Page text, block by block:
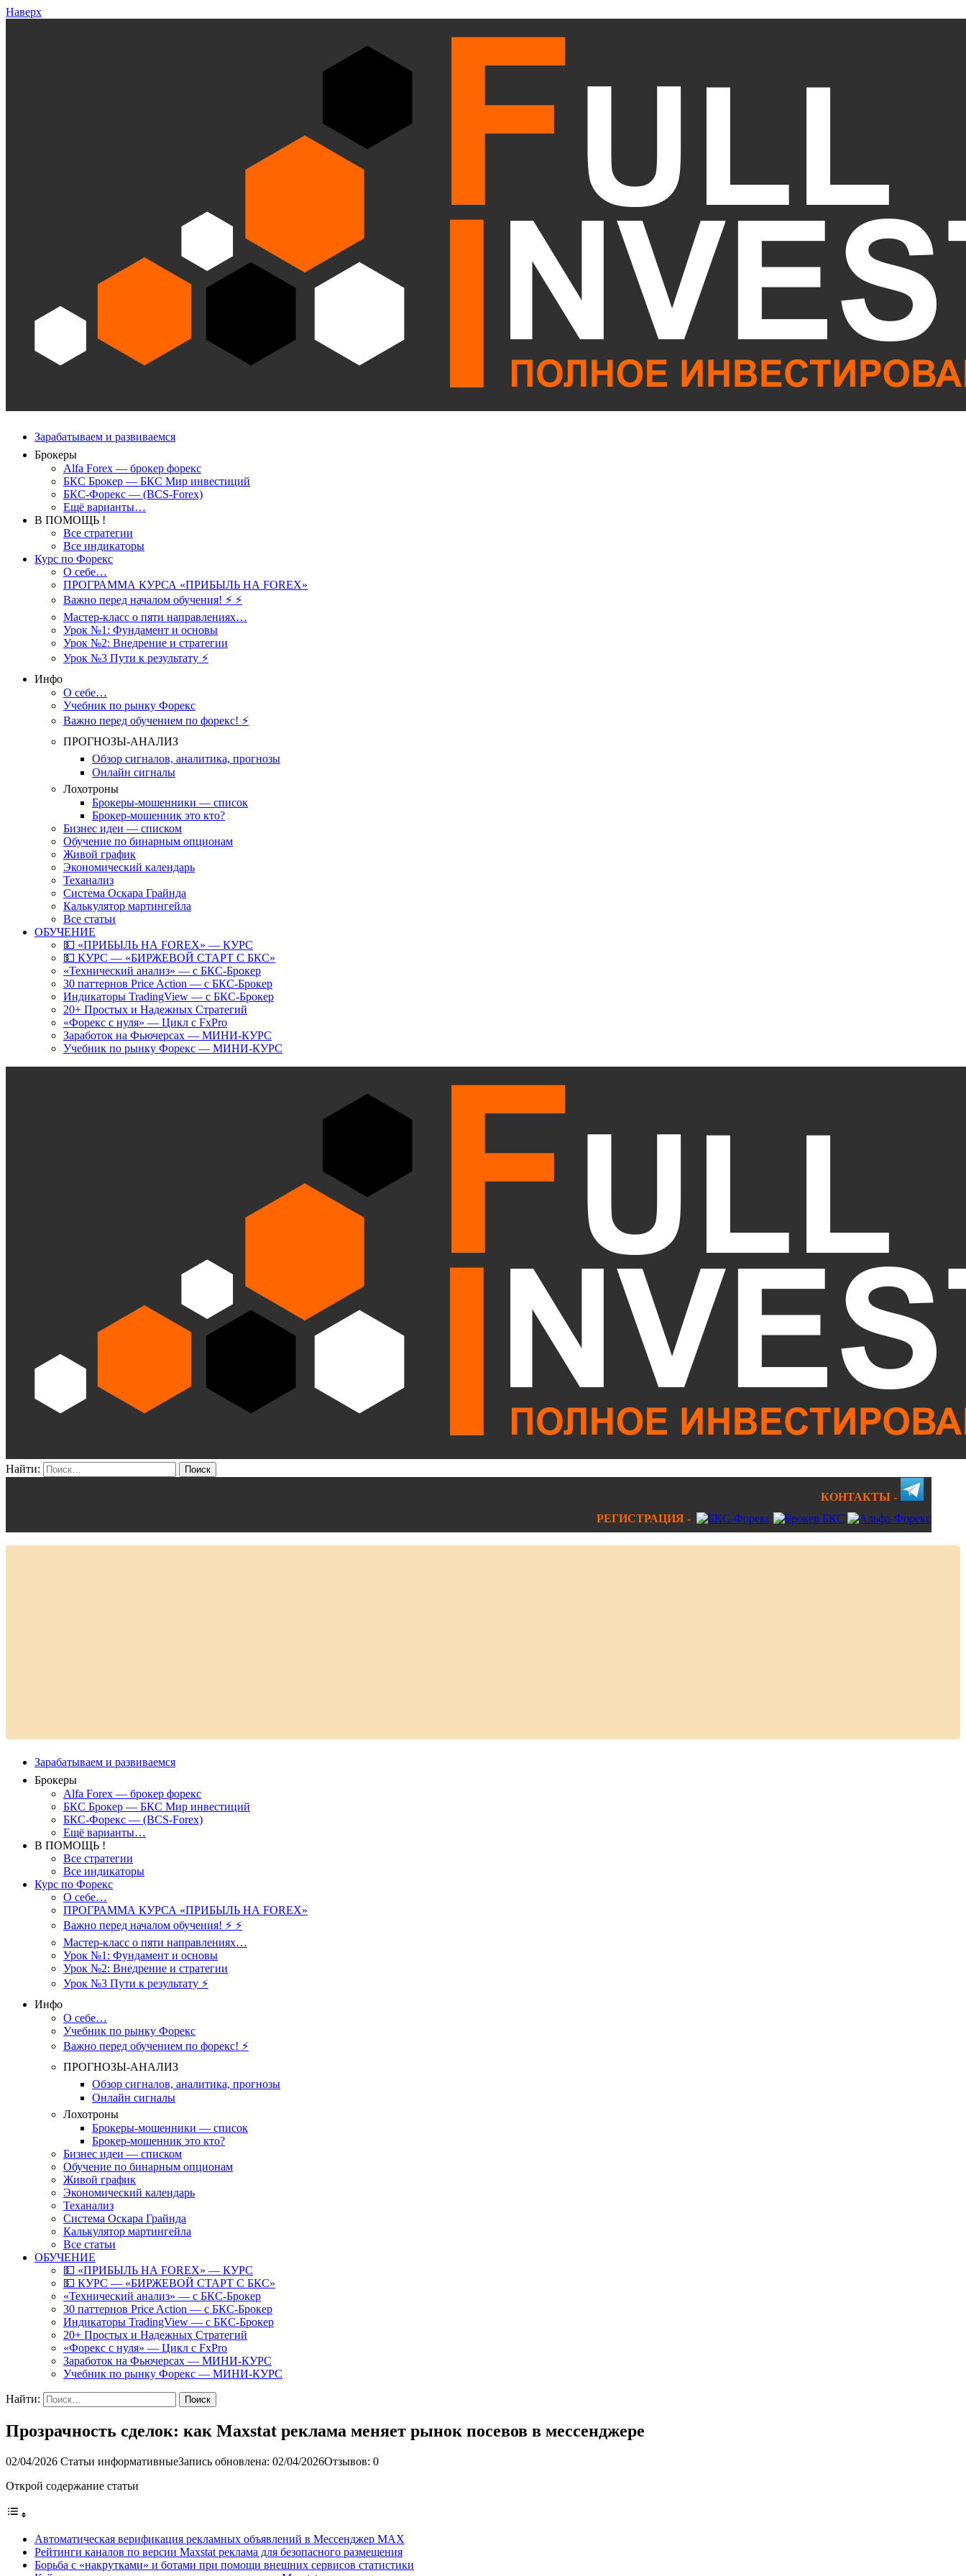
Наверх
Зарабатываем и развиваемся
Брокеры
Alfa Forex — брокер форекс
БКС Брокер — БКС Мир инвестиций
БКС-Форекс — (BCS-Forex)
Ещё варианты…
В ПОМОЩЬ !
Все стратегии
Все индикаторы
Курс по Форекс
О себе…
ПРОГРАММА КУРСА «ПРИБЫЛЬ НА FOREX»
Важно перед началом обучения! ⚡ ⚡
Мастер-класс о пяти направлениях…
Урок №1: Фундамент и основы
Урок №2: Внедрение и стратегии
Урок №3 Пути к результату ⚡️
Инфо
О себе…
Учебник по рынку Форекс
Важно перед обучением по форекс! ⚡
ПРОГНОЗЫ-АНАЛИЗ
Обзор сигналов, аналитика, прогнозы
Онлайн сигналы
Лохотроны
Брокеры-мошенники — список
Брокер-мошенник это кто?
Бизнес идеи — списком
Обучение по бинарным опционам
Живой график
Экономический календарь
Теханализ
Система Оскара Грайнда
Калькулятор мартингейла
Все статьи
ОБУЧЕНИЕ
💵 «ПРИБЫЛЬ НА FOREX» — КУРС
💵 КУРС — «БИРЖЕВОЙ СТАРТ С БКС»
«Технический анализ» — с БКС-Брокер
30 паттернов Price Action — с БКС-Брокер
Индикаторы TradingView — с БКС-Брокер
20+ Простых и Надежных Стратегий
«Форекс с нуля» — Цикл с FxPro
Заработок на Фьючерсах — МИНИ-КУРС
Учебник по рынку Форекс — МИНИ-КУРС
Найти:
КОНТАКТЫ -
РЕГИСТРАЦИЯ -
Зарабатываем и развиваемся
Брокеры
Alfa Forex — брокер форекс
БКС Брокер — БКС Мир инвестиций
БКС-Форекс — (BCS-Forex)
Ещё варианты…
В ПОМОЩЬ !
Все стратегии
Все индикаторы
Курс по Форекс
О себе…
ПРОГРАММА КУРСА «ПРИБЫЛЬ НА FOREX»
Важно перед началом обучения! ⚡ ⚡
Мастер-класс о пяти направлениях…
Урок №1: Фундамент и основы
Урок №2: Внедрение и стратегии
Урок №3 Пути к результату ⚡️
Инфо
О себе…
Учебник по рынку Форекс
Важно перед обучением по форекс! ⚡
ПРОГНОЗЫ-АНАЛИЗ
Обзор сигналов, аналитика, прогнозы
Онлайн сигналы
Лохотроны
Брокеры-мошенники — список
Брокер-мошенник это кто?
Бизнес идеи — списком
Обучение по бинарным опционам
Живой график
Экономический календарь
Теханализ
Система Оскара Грайнда
Калькулятор мартингейла
Все статьи
ОБУЧЕНИЕ
💵 «ПРИБЫЛЬ НА FOREX» — КУРС
💵 КУРС — «БИРЖЕВОЙ СТАРТ С БКС»
«Технический анализ» — с БКС-Брокер
30 паттернов Price Action — с БКС-Брокер
Индикаторы TradingView — с БКС-Брокер
20+ Простых и Надежных Стратегий
«Форекс с нуля» — Цикл с FxPro
Заработок на Фьючерсах — МИНИ-КУРС
Учебник по рынку Форекс — МИНИ-КУРС
Найти:
Прозрачность сделок: как Maxstat реклама меняет рынок посевов в мессенджере
02/04/2026 Статьи информативныеЗапись обновлена: 02/04/2026Отзывов: 0
Открой содержание статьи
Автоматическая верификация рекламных объявлений в Мессенджер MAX
Рейтинги каналов по версии Maxstat реклама для безопасного размещения
Борьба с «накрутками» и ботами при помощи внешних сервисов статистики